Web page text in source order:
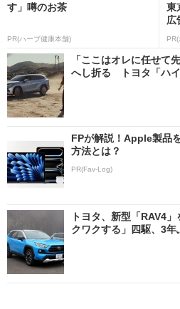
す」噂のお茶
PR(ハーブ健康本舗)
東
広
「ここはオレに任せて
へし折る トヨタ「ハ
FPが解説！Apple製品
方法とは？
PR(Fav-Log)
トヨタ、新型「RAV4
クワクする」四駆、3年